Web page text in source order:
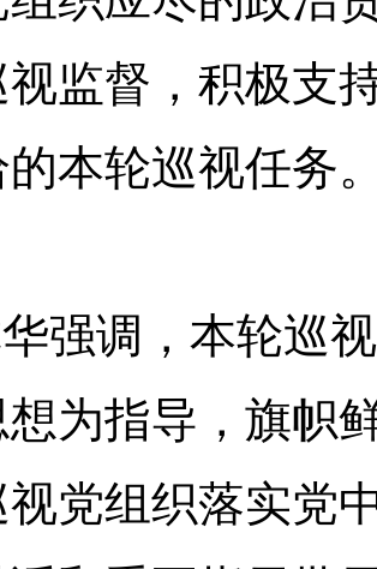
视监督，积极支
的本轮巡视任务
强调，本轮巡
想为指导，旗帜
党组织落实党